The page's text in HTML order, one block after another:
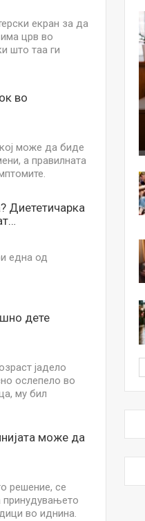
екран за да
има црв во
што таа ги
во
може да биде
а правилната
Диететичарка
една од
дете
јадело
ослепело во
му бил
може да
решение, се
принудувањето
во иднина.
Франција воведе
од крвта би можел да го
ќерки: Чудо што се
на Итна помош по
на…